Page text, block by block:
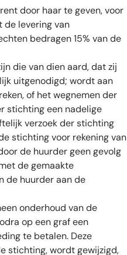
door haar te geven, voor
de levering van
bedragen 15% van de
die van dien aard, dat zij
uitgenodigd; wordt aan
of het wegnemen der
stichting een nadelige
verzoek der stichting
stichting voor rekening van
de huurder geen gevolg
de gemaakte
de huurder aan de
onderhoud van de
op een graf een
te betalen. Deze
stichting, wordt gewijzigd,